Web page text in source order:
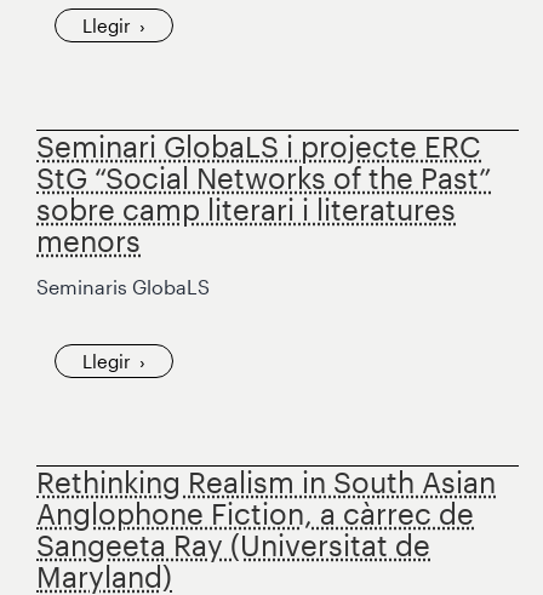
Llegir
Seminari GlobaLS i projecte ERC
StG “Social Networks of the Past”
sobre camp literari i literatures
menors
Seminaris GlobaLS
Llegir
Rethinking Realism in South Asian
Anglophone Fiction, a càrrec de
Sangeeta Ray (Universitat de
Maryland)